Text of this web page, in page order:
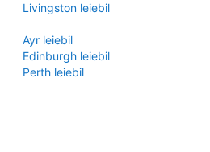
Livingston leiebil
Ayr leiebil
Edinburgh leiebil
Perth leiebil